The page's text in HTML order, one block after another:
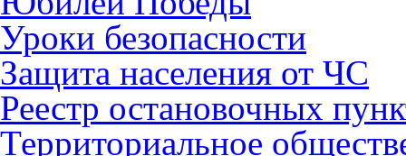
Уроки безопасности
Защита населения от ЧС
Реестр остановочных
Территориальное